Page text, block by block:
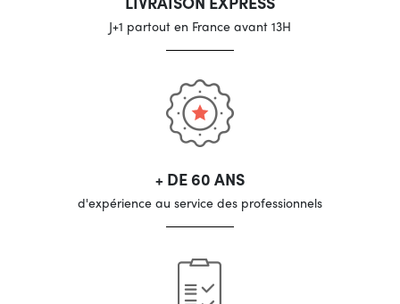
J+1 partout en France avant 13H
+ DE 60 ANS
d'expérience au service des professionnels